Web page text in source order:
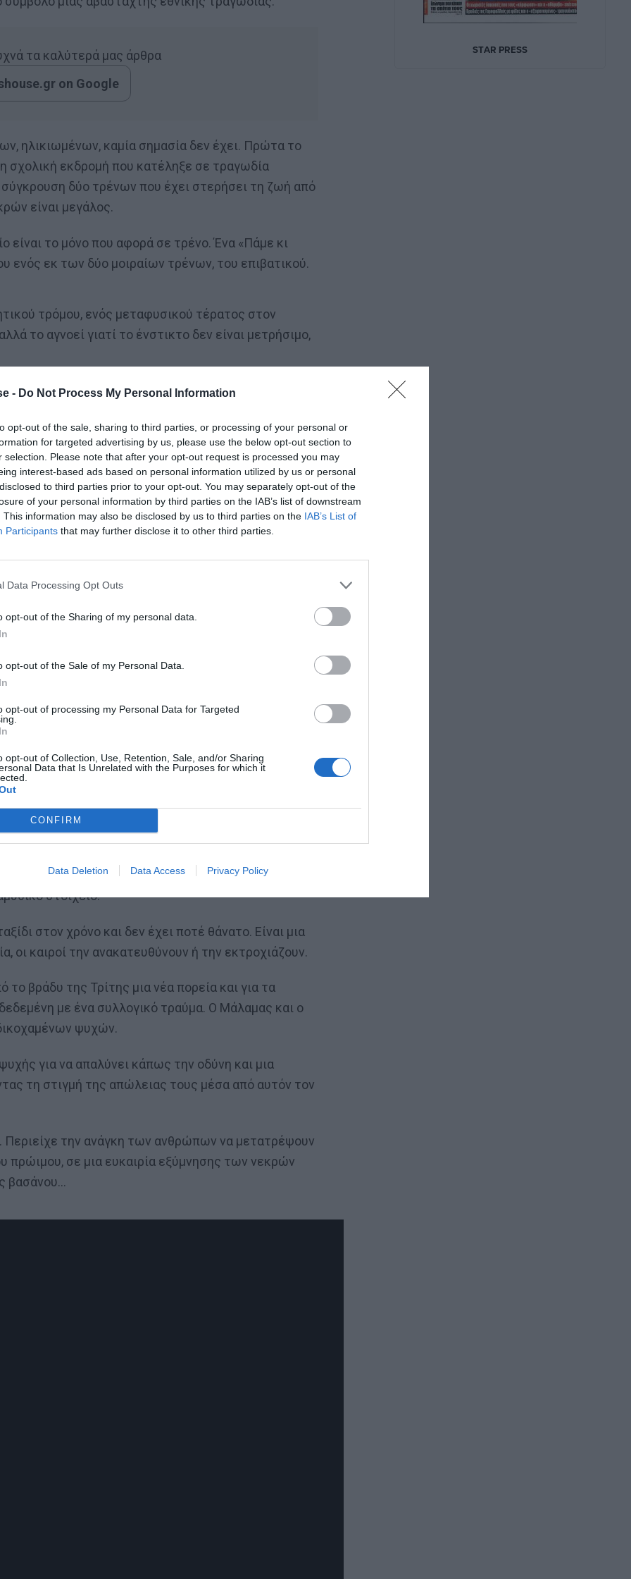
- Do Not Process My Personal Information
opt-out of the sale, sharing to third parties, or processing of your personal or
for targeted advertising by us, please use the below opt-out section to
selection. Please note that after your opt-out request is processed you may
interest-based ads based on personal information utilized by us or personal
to third parties prior to your opt-out. You may separately opt-out of the
of your personal information by third parties on the IAB’s list of downstream
This information may also be disclosed by us to third parties on the IAB’s List of
Participants that may further disclose it to other third parties.
Data Processing Opt Outs
opt-out of the Sharing of my personal data.
opt-out of the Sale of my Personal Data.
opt-out of processing my Personal Data for Targeted
opt-out of Collection, Use, Retention, Sale, and/or Sharing
Data that Is Unrelated with the Purposes for which it
CONFIRM
Data Deletion Data Access Privacy Policy
τα καλύτερά μας άρθρα
on Google
ηλικιωμένων, καμία σημασία δεν έχει. Πρώτα το
εκδρομή που κατέληξε σε τραγωδία
σύγκρουση δύο τρένων που έχει στερήσει τη ζωή από
είναι μεγάλος.
είναι το μόνο που αφορά σε τρένο. Ένα «Πάμε κι
ενός εκ των δύο μοιραίων τρένων, του επιβατικού.
τρόμου, ενός μεταφυσικού τέρατος στον
το αγνοεί γιατί το ένστικτο δεν είναι μετρήσιμο,
έξω από τα γραφεία της Hellenic Trains και
τους επιτέθηκαν και θέλησαν να τους
τον Ετιέν Καμαρά
«Μες στην κοιλάδα των Τεμπών, φόβος
και ο Μάλαμας, υπάρχει ακόμα ένα σημείο
δύναμη που κάνει τα Τέμπη ένα μέρος με μαύρη
ανάποδες γέρνει και πέφτει
– πιάνει το τρένο απο τ’ αυτί “Μην
των δημιουργών τους, είτε έχουν
Είτε, ακόμα, κι από την φαντασία του
φτιάχνει μελωδικές ιστορίες μιας παράλληλης
στοιχείο.
στον χρόνο και δεν έχει ποτέ θάνατο. Είναι μια
οι καιροί την ανακατευθύνουν ή την εκτροχιάζουν.
βράδυ της Τρίτης μια νέα πορεία και για τα
με ένα συλλογικό τραύμα. Ο Μάλαμας και ο
ψυχών.
για να απαλύνει κάπως την οδύνη και μια
τη στιγμή της απώλειας τους μέσα από αυτόν τον
την ανάγκη των ανθρώπων να μετατρέψουν
πρώιμου, σε μια ευκαιρία εξύμνησης των νεκρών
βασάνου…